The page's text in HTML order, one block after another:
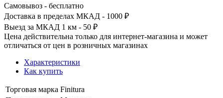
Самовывоз - бесплатно
Доставка в пределах МКАД - 1000 ₽
Выезд за МКАД 1 км - 50 ₽
Цена действительна только для интернет-магазина и может
отличаться от цен в розничных магазинах
Характеристики
Как купить
Торговая марка Finitura